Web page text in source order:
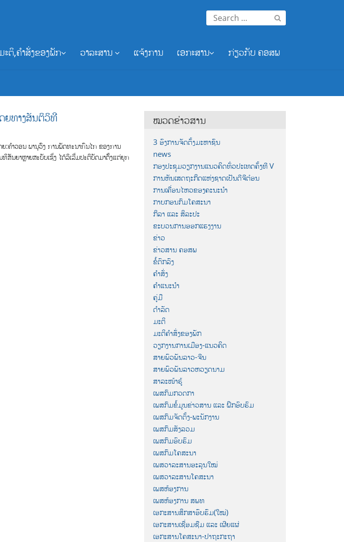
Search
for:
ະຕິ,ຄຳສັ່ງຂອງພັກ ວາລະສານ ແຈ້ງການ ເອກະສານ ກ່ຽວກັບ ຄອສພ
ຍທາງສັນຕິວິທີ
ຄຳວອນ ພານຸວົງ ການພັດທະນາກົນໄກ ຂອງການ
ສັນຍາຫຼາຍສະບັບເຊິ່ງ ໄດ້ລິເລີ່ມປະຕິບັດມາຕັ້ງແຕ່ຍຸກ
ໝວດຂ່າວສານ
3 ອົງການຈັດຕັ້ງມະຫາຊົນ
news
ກອງປະຊຸມວຽກງານແນວຄິດທົ່ວປະເທດຄັ້ງທີ V
ການຫັນເສດຖະກິດແຫ່ງຊາດເປັນດີຈີຕ໋ອນ
ການເຄື່ອນໄຫວຂອງຄະນະນຳ
ກາບກອນກົມໂຄສະນາ
ກິລາ ແລະ ສິລະປະ
ຂະບວນການອອກແຮງງານ
ຂ່າວ
ຂ່າວສານ ຄອສພ
ຂໍ້ຕົກລົງ
ຄຳສັ່ງ
ຄຳແນະນຳ
ຄູ່ມື
ດຳລັດ
ມະຕິ
ມະຕິຄຳສັ່ງຂອງພັກ
ວຽກງານການເມືອງ-ແນວຄິດ
ສາຍພົວພັນລາວ-ຈີນ
ສາຍພົວພັນລາວຫວຽດນາມ
ສາລະໜ້າຮູ້
ເພສກົມກວດກາ
ເພສກົມຂໍ້ມູນຂ່າວສານ ແລະ ຝຶກອົບຮົມ
ເພສກົມຈັດຕັ້ງ-ພະນັກງານ
ເພສກົມສັງລວມ
ເພສກົມອົບຮົມ
ເພສກົມໂຄສະນາ
ເພສວາລະສານອະລຸນໃໝ່
ເພສວາລະສານໂຄສະນາ
ເພສຫ້ອງການ
ເພສຫ້ອງການ ສພທ
ເອກະສານສຶກສາອົບຮົມ(ໃໝ່)
ເອກະສານເຊື່ອມຊືມ ແລະ ເຜີຍແຜ່
ເອກະສານໂຄສະນາ-ປາຖະກະຖາ